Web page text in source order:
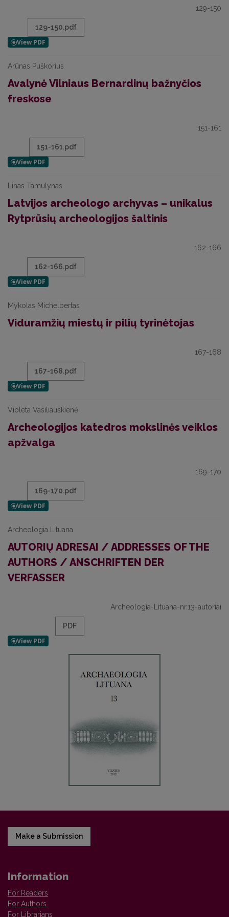
129-150
129-150.pdf
Arūnas Puškorius
Avalynė Vilniaus Bernardinų bažnyčios
freskose
151-161
151-161.pdf
Linas Tamulynas
Latvijos archeologo archyvas – unikalus
Rytprūsių archeologijos šaltinis
162-166
162-166.pdf
Mykolas Michelbertas
Viduramžių miestų ir pilių tyrinėtojas
167-168
167-168.pdf
Violeta Vasiliauskienė
Archeologijos katedros mokslinės veiklos
apžvalga
169-170
169-170.pdf
Archeologia Lituana
AUTORIŲ ADRESAI / ADDRESSES OF THE
AUTHORS / ANSCHRIFTEN DER
VERFASSER
Archeologia-Lituana-nr.13-autoriai
PDF
Make a Submission
Information
For Readers
For Authors
For Librarians